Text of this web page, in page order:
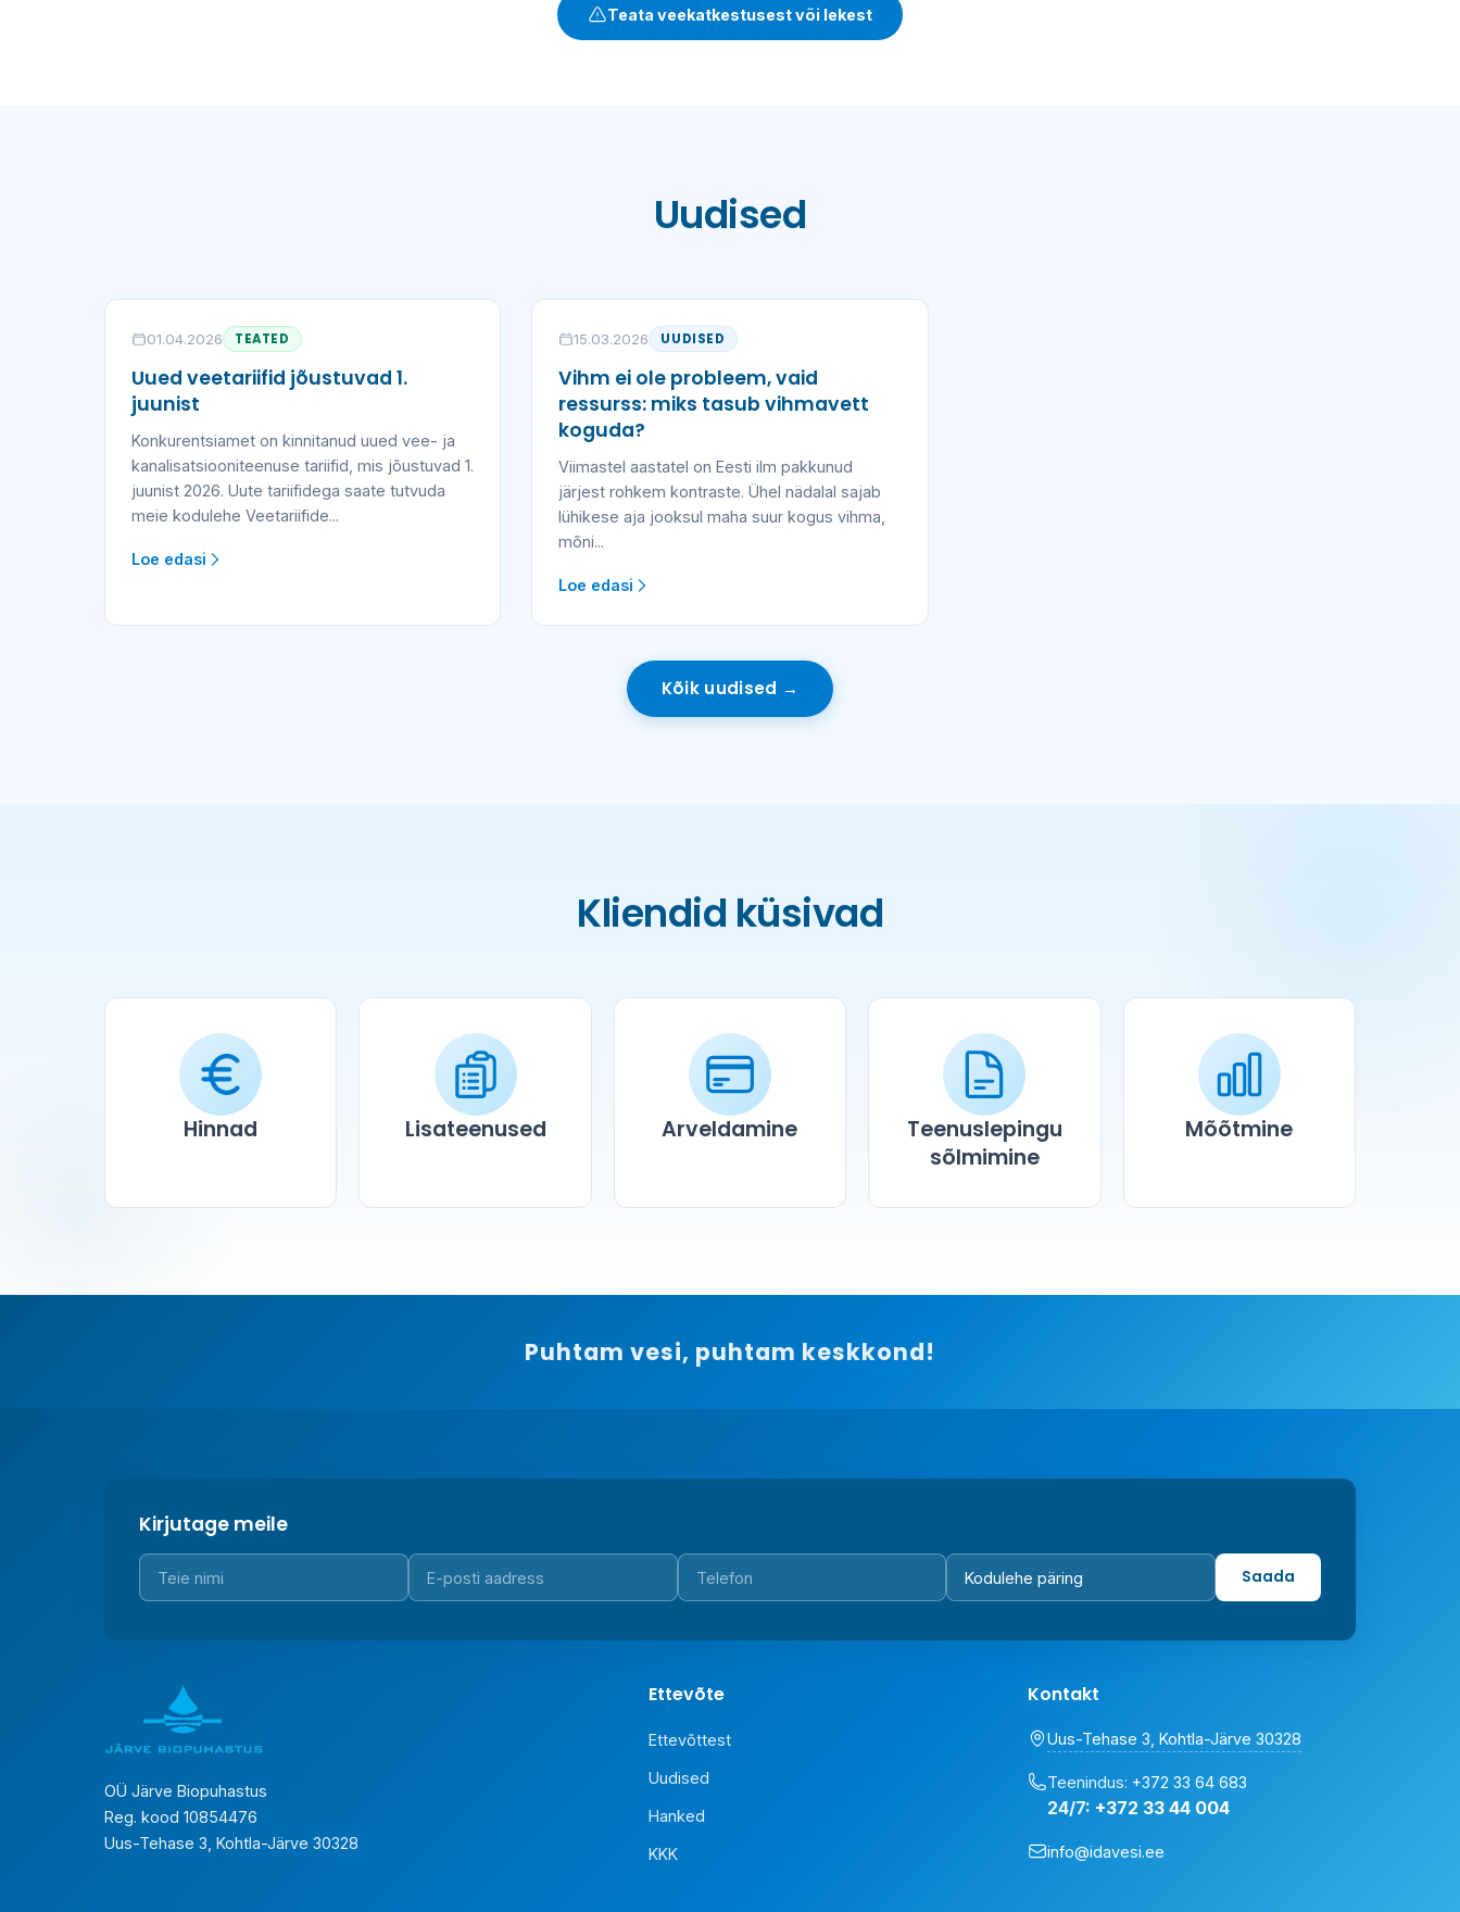
Teata veekatkestusest või lekest
Uudised
01.04.2026 TEATED
Uued veetariifid jõustuvad 1.
juunist
Konkurentsiamet on kinnitanud uued vee- ja
kanalisatsiooniteenuse tariifid, mis jõustuvad 1.
juunist 2026. Uute tariifidega saate tutvuda
meie kodulehe Veetariifide...
Loe edasi
15.03.2026 UUDISED
Vihm ei ole probleem, vaid
ressurss: miks tasub vihmavett
koguda?
Viimastel aastatel on Eesti ilm pakkunud
järjest rohkem kontraste. Ühel nädalal sajab
lühikese aja jooksul maha suur kogus vihma,
mõni...
Loe edasi
Kõik uudised →
Kliendid küsivad
Hinnad Lisateenused Arveldamine
Teenuslepingu
sõlmimine
Mõõtmine
Puhtam vesi, puhtam keskkond!
Kirjutage meile
Saada
OÜ Järve Biopuhastus
Reg. kood 10854476
Uus-Tehase 3, Kohtla-Järve 30328
Ettevõte
Ettevõttest
Uudised
Hanked
KKK
Kontakt
Uus-Tehase 3, Kohtla-Järve 30328
Teenindus: +372 33 64 683
24/7: +372 33 44 004
info@idavesi.ee